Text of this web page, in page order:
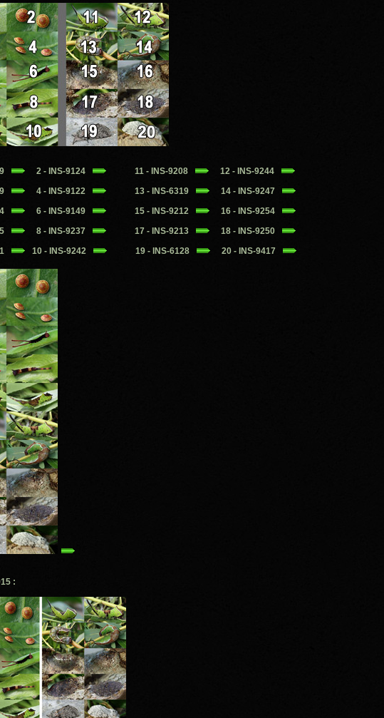
2 - INS-9124 11 - INS-9208
12 - INS-9244
4 - INS-9122 13 - INS-6319
14 - INS-9247
6 - INS-9149 15 - INS-9212
16 - INS-9254
8 - INS-9237 17 - INS-9213
18 - INS-9250
10 - INS-9242 19 - INS-6128 20 - INS-9417
: